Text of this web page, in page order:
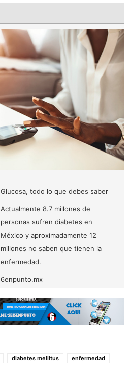
Glucosa, todo lo que debes saber
Actualmente 8.7 millones de
personas sufren diabetes en
México y aproximadamente 12
millones no saben que tienen la
enfermedad.
6enpunto.mx
diabetes mellitus
enfermedad